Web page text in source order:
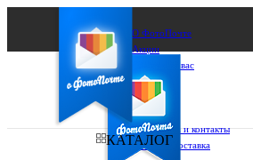
О ФотоПочте
Акции
Сделаем за вас
Бизнесу
FAQ
Франшиза
Поддержка и контакты
Оплата и доставка
КАТАЛОГ